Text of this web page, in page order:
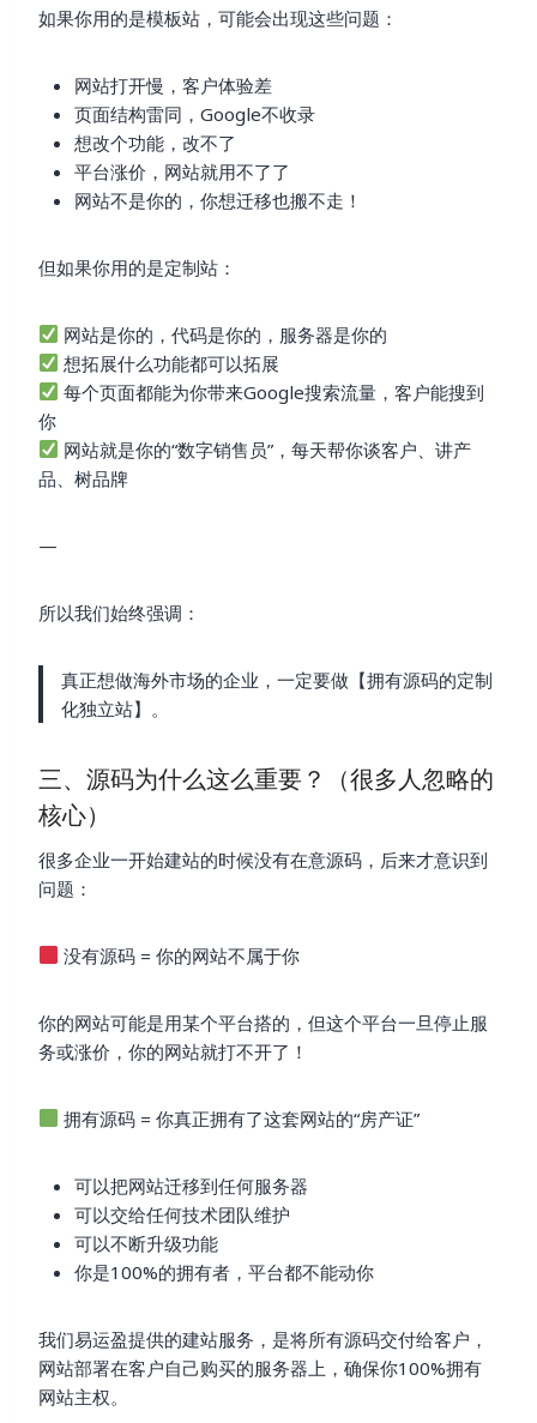
如果你用的是模板站，可能会出现这些问题：
网站打开慢，客户体验差
页面结构雷同，Google不收录
想改个功能，改不了
平台涨价，网站就用不了了
网站不是你的，你想迁移也搬不走！
但如果你用的是定制站：
网站是你的，代码是你的，服务器是你的
想拓展什么功能都可以拓展
每个页面都能为你带来Google搜索流量，客户能搜到
你
网站就是你的“数字销售员”，每天帮你谈客户、讲产
品、树品牌
—
所以我们始终强调：
真正想做海外市场的企业，一定要做【拥有源码的定制
化独立站】。
三、源码为什么这么重要？（很多人忽略的
核心）
很多企业一开始建站的时候没有在意源码，后来才意识到
问题：
没有源码 = 你的网站不属于你
你的网站可能是用某个平台搭的，但这个平台一旦停止服
务或涨价，你的网站就打不开了！
拥有源码 = 你真正拥有了这套网站的“房产证”
可以把网站迁移到任何服务器
可以交给任何技术团队维护
可以不断升级功能
你是100%的拥有者，平台都不能动你
我们易运盈提供的建站服务，是将所有源码交付给客户，
网站部署在客户自己购买的服务器上，确保你100%拥有
网站主权。